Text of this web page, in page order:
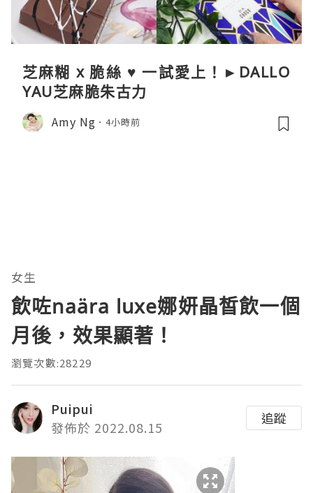
芝麻糊 x 脆絲 ♥ 一試愛上！►DALLO
YAU芝麻脆朱古力
Amy Ng 4小時前
女生
飲咗naära luxe娜妍晶皙飲一個
月後，效果顯著！
瀏覽次數:28229
Puipui
發佈於 2022.08.15
追蹤